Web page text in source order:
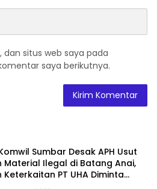
berusaha memberikan
aktivitas mudik,
besar dan rencana
pada saat mengalami
sarankan istirahat di rest area
dipaksakan. Kita tetap
berbagai pelayanan dan
arteri dan tol sehingga
arus balik bisa terurai,”
situs web saya pada
saya berikutnya.
Sumbar Desak APH Usut
Material Ilegal di Batang Anai,
Keterkaitan PT UHA Diminta
Tuntas